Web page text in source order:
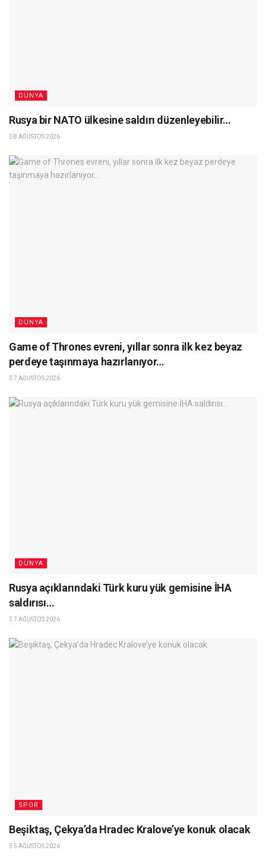
DÜNYA
Rusya bir NATO ülkesine saldırı düzenleyebilir…
8 AĞUSTOS 2026
DÜNYA
Game of Thrones evreni, yıllar sonra ilk kez beyaz
perdeye taşınmaya hazırlanıyor…
7 AĞUSTOS 2026
DÜNYA
Rusya açıklarındaki Türk kuru yük gemisine İHA
saldırısı…
7 AĞUSTOS 2026
SPOR
Beşiktaş, Çekya’da Hradec Kralove’ye konuk olacak
5 AĞUSTOS 2026